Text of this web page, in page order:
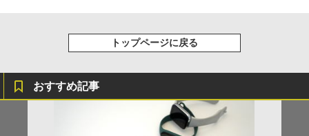
トップページに戻る
おすすめ記事